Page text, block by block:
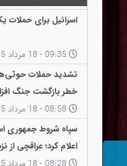
اسرائیل برای حملات
خطر بازگشت جنگ
سپاه شروط جمهوری
اعلام کرد؛ عراقچی از